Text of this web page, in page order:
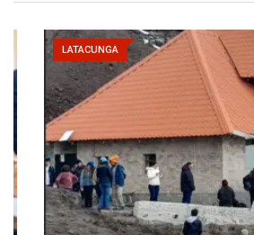
LATACUNGA